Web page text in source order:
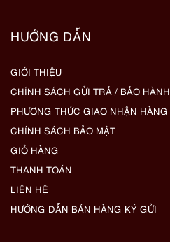
HƯỚNG DẪN
GIỚI THIỆU
CHÍNH SÁCH GỬI TRẢ / BẢO HÀNH
PHƯƠNG THỨC GIAO NHẬN HÀNG
CHÍNH SÁCH BẢO MẬT
GIỎ HÀNG
THANH TOÁN
LIÊN HỆ
HƯỚNG DẪN BÁN HÀNG KÝ GỬI